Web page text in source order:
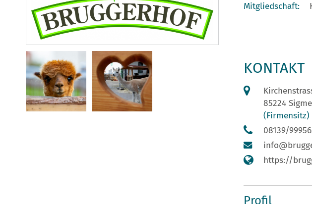
Mitgliedschaft:
KONTAKT
85224
(Firmensitz)
08139/
https://
Profil